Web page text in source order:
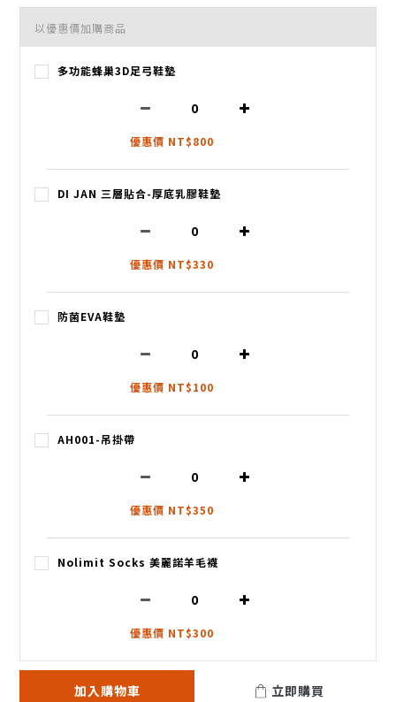
以優惠價加購商品
多功能蜂巢3D足弓鞋墊
優惠價 NT$800
DI JAN 三層貼合-厚底乳膠鞋墊
優惠價 NT$330
防菌EVA鞋墊
優惠價 NT$100
AH001-吊掛帶
優惠價 NT$350
Nolimit Socks 美麗諾羊毛襪
優惠價 NT$300
加入購物車 立即購買